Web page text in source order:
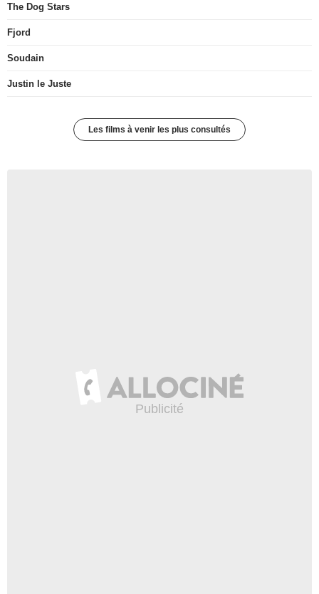
The Dog Stars
Fjord
Soudain
Justin le Juste
Les films à venir les plus consultés